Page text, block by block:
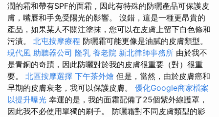
潤的霜和帶有SPF的面霜，因此有特殊的防曬產品可保護皮
膚，嘴唇和手免受陽光的影響。 沒錯，這是一種更昂貴的
產品，如果某人不關注塗抹，您可以在皮膚上留下白色條和
污漬。 北屯按摩療程 防曬霜可能更像是油膩的皮膚類型。
現代風 助聽器公司 隆乳 養老院 新北律師事務所 由於我不
是青銅的奇蹟，因此防曬對於我的皮膚很重要（對）很重
要。 北區按摩選擇 下午茶外燴 但是，當然，由於皮膚癌和
早期的皮膚衰老，我可以保護皮膚。 優化Google商家檔案
以提升曝光 幸運的是，我的面霜配備了25個紫外線護罩，
因此我不必使用單獨的刷子。 防曬霜對不同皮膚類型的影